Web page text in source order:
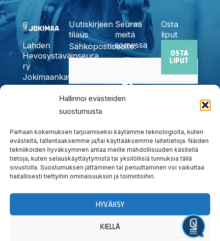
Hallinnoi evästeiden
suostumusta
Parhaan kokemuksen tarjoamiseksi käytämme teknologioita, kuten
evästeitä, tallentaaksemme ja/tai käyttääksemme laitetietoja. Näiden
tekniikoiden hyväksyminen antaa meille mahdollisuuden käsitellä
tietoja, kuten selauskäyttäytymistä tai yksilöllisiä tunnuksia tällä
sivustolla. Suostumuksen jättäminen tai peruuttaminen voi vaikuttaa
haitallisesti tiettyihin ominaisuuksiin ja toimintoihin.
HYVÄKSY
KIELLÄ
Lahden
Hevosystäväinseura
ry
Jokimaankatu
6, 15700
6440
info@jokimaanravit.fi
Toimisto
avoinna
arkisin
Uutiskirjeen
tilaus
Sähköpostiosoite:
Kyllä,
tilaan
Seuraa
meitä
somessa
I
s
r
a
m
F
c
o
k
X
t
t
e
r
Y
u
e
T
k
Osta
liput
OSTA
LIPUT